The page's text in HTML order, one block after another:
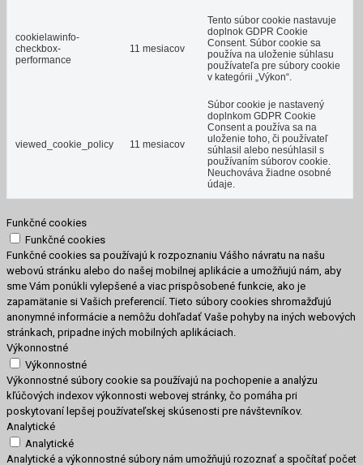
cookielawinfo-
checkbox-
performance
11 mesiacov
Tento súbor cookie nastavuje
doplnok GDPR Cookie
Consent. Súbor cookie sa
používa na uloženie súhlasu
používateľa pre súbory cookie
v kategórii „Výkon“.
viewed_cookie_policy 11 mesiacov
Súbor cookie je nastavený
doplnkom GDPR Cookie
Consent a používa sa na
uloženie toho, či používateľ
súhlasil alebo nesúhlasil s
používaním súborov cookie.
Neuchováva žiadne osobné
údaje.
Funkčné cookies
Funkčné cookies
Funkčné cookies sa používajú k rozpoznaniu Vášho návratu na našu
webovú stránku alebo do našej mobilnej aplikácie a umožňujú nám, aby
sme Vám ponúkli vylepšené a viac prispôsobené funkcie, ako je
zapamätanie si Vašich preferencií. Tieto súbory cookies shromažďujú
anonymné informácie a nemôžu dohľadať Vaše pohyby na iných webových
stránkach, pripadne iných mobilných aplikáciach.
Výkonnostné
Výkonnostné
Výkonnostné súbory cookie sa používajú na pochopenie a analýzu
kľúčových indexov výkonnosti webovej stránky, čo pomáha pri
poskytovaní lepšej používateľskej skúsenosti pre návštevníkov.
Analytické
Analytické
Analytické a výkonnostné súbory nám umožňujú rozoznať a spočítať počet